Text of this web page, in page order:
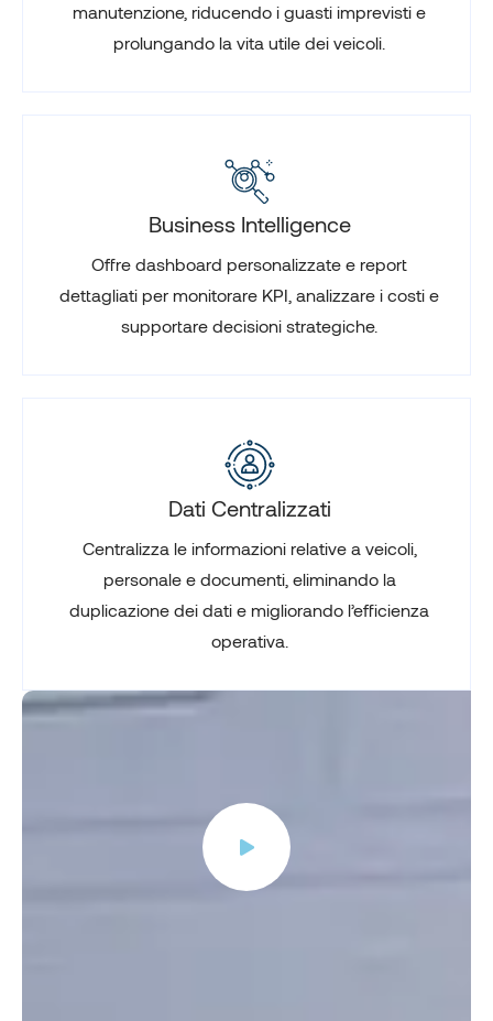
manutenzione, riducendo i guasti imprevisti e
prolungando la vita utile dei veicoli.
Business Intelligence
Offre dashboard personalizzate e report
dettagliati per monitorare KPI, analizzare i costi e
supportare decisioni strategiche.
Dati Centralizzati
Centralizza le informazioni relative a veicoli,
personale e documenti, eliminando la
duplicazione dei dati e migliorando l’efficienza
operativa.